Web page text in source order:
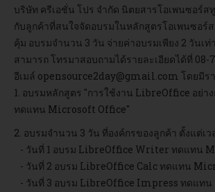
บริษัท ครีเอชั่น โปร จำกัด นิตยสารโอเพนซอร์ส
กับลูกค้าที่สนใจจัดอบรมในหลักสูตรโอเพนซอร์
คุ้ม อบรมจำนวน 3 วัน จ่ายค่าอบรมเพียง 2 วันเท่
สามารถ โทรมาสอบถามได้รายละเอียดได้ที่ 08-
อีเมล์ opensource2day@gmail.com โดยมีร
1. อบรมหลักสูตร "การใช้งาน LibreOffice อย่าง
ทดแทน Microsoft Office"
2. อบรมจำนวน 3 วัน ที่องค์กรของลูกค้า ตั้งแต่เว
- วันที่ 1 อบรม LibreOffice Writer ทดแทน
- วันที่ 2 อบรม LibreOffice Calc ทดแทน
- วันที่ 3 อบรม LibreOffice Impress ทดแท